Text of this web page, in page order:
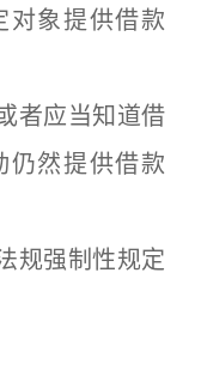
对象提供借款
应当知道借
仍然提供借款
强制性规定